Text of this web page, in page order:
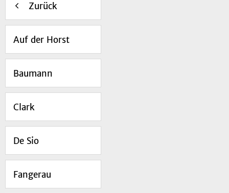
Zurück
Auf der Horst
Baumann
Clark
De Sio
Fangerau